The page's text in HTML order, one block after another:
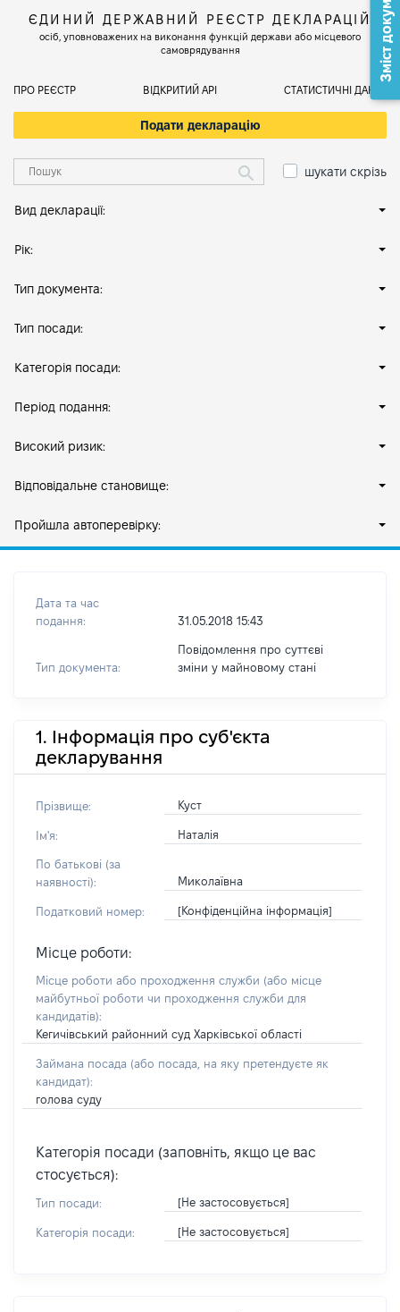
ЄДИНИЙ ДЕРЖАВНИЙ РЕЄСТР ДЕКЛАРАЦІЙ
осіб, уповноважених на виконання функцій держави або місцевого
самоврядування
ПРО РЕЄСТР ВІДКРИТИЙ АРІ СТАТИСТИЧНІ ДАНІ
Подати декларацію
шукати скрізь
Вид декларації:
Рік:
Тип документа:
Тип посади:
Категорія посади:
Період подання:
Високий ризик:
Відповідальне становище:
Пройшла автоперевірку:
Дата та час
подання:
31.05.2018 15:43
Тип документа:
Повідомлення про суттєві
зміни y майновому стані
1. Інформація про суб'єкта
декларування
Прізвище: Куст
Ім'я: Наталія
По батькові (за
наявності):
Миколаївна
Податковий номер: [Конфіденційна інформація]
Місце роботи:
Місце роботи або проходження служби (або місце
майбутньої роботи чи проходження служби для
кандидатів):
Кегичівський районний суд Харківської області
Займана посада (або посада, на яку претендуєте як
кандидат):
голова суду
Категорія посади (заповніть, якщо це вас
стосується):
Тип посади: [Не застосовується]
Категорія посади: [Не застосовується]
Зміст документа